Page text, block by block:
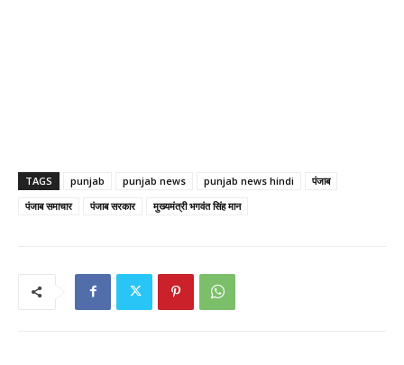
TAGS punjab punjab news punjab news hindi
पंजाब
पंजाब समाचार
पंजाब सरकार मुख्यमंत्री भगवंत सिंह मान